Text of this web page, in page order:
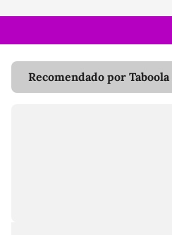
Recomendado por Taboola